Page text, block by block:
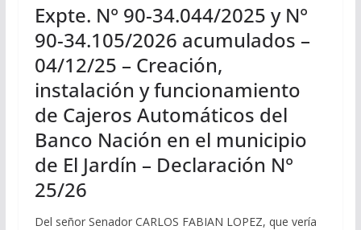
Expte. N° 90-34.044/2025 y N°
90-34.105/2026 acumulados –
04/12/25 – Creación,
instalación y funcionamiento
de Cajeros Automáticos del
Banco Nación en el municipio
de El Jardín – Declaración N°
25/26
Del señor Senador CARLOS FABIAN LOPEZ, que vería